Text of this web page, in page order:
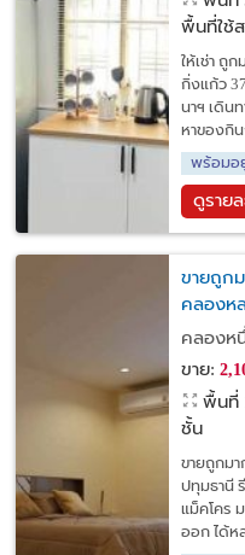
พื้นที่ใช้
ให้เช่า ถู
กิ่งแก้ว
นาฯ เดิน
หาของกิ
พร้อมอ
ดูราย
ขายถูก
คลองห
พร้อมอ
คลองห
ขาย:
พื้นที่
ชั้น
ขายถูกม
ปทุมธานี
แม็คโคร
ออก ได้ห